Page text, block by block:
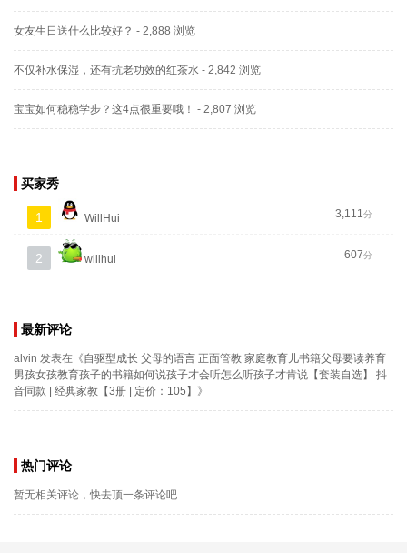
女友生日送什么比较好？ - 2,888 浏览
不仅补水保湿，还有抗老功效的红茶水 - 2,842 浏览
宝宝如何稳稳学步？这4点很重要哦！ - 2,807 浏览
买家秀
1 WillHui 3,111分
2 willhui 607分
最新评论
alvin 发表在《自驱型成长 父母的语言 正面管教 家庭教育儿书籍父母要读养育
男孩女孩教育孩子的书籍如何说孩子才会听怎么听孩子才肯说【套装自选】 抖
音同款 | 经典家教【3册 | 定价：105】 》
热门评论
暂无相关评论，快去顶一条评论吧